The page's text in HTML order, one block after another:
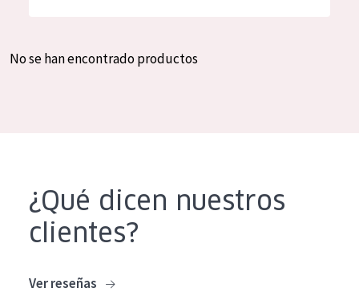
Crema de día
Crema de noche
Spanish
No se han encontrado productos
¿Qué dicen nuestros
clientes?
Ver reseñas